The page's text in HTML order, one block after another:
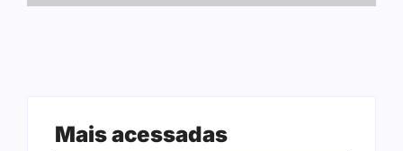
Mais acessadas